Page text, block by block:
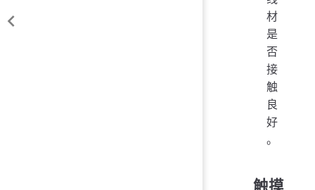
材
是
否
接
触
良
好
。
触摸